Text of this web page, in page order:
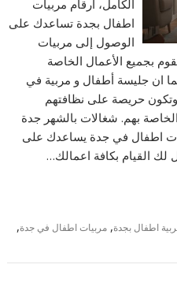
الكامل، ارقام مربيات
اطفال بجدة تساعدك على
الوصول إلى مربيات
بجميع الأعمال الخاصة
ان جليسة أطفال و مربية في
حريصة على نظافتهم
بهم. شغالات بالشهر جدة
اطفال في جدة يساعدك على
لك القيام بكافة اعمالك…
اطفال بجدة,مربيات اطفال في جدة,